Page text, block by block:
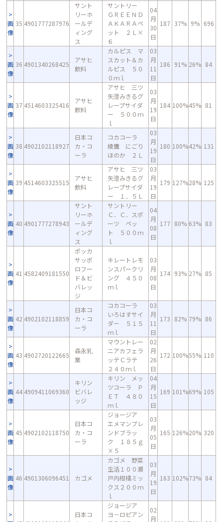
画
像
35 4901777287976
サント
リーホ
ールデ
ィング
ス
サントリー
ＧＲＥＥＮＤ
ＡＫＡＲＡペ
ット ２Ｌ×
６
04
月
30
日
187 37% 9% 696
画
像
36 4901340268425
アサヒ
飲料
カルピス マ
スカット＆カ
ルピス ５０
０ｍｌ
03
月
11
日
186 91% 26% 84
画
像
37 4514603325416
アサヒ
飲料
アサヒ 三ツ
矢澄みきるグ
レープサイダ
ー ５００ｍ
ｌ
03
月
19
日
184 100%45% 81
画
像
38 4902102118927
日本コ
カ・コ
ーラ
コカコーラ
綾鷹 にごり
ほのか ２Ｌ
03
月
19
日
180 100%42% 131
画
像
39 4514603325515
アサヒ
飲料
アサヒ 三ツ
矢澄みきるグ
レープサイダ
ー １．５Ｌ
03
月
19
日
179 127%28% 125
画
像
40 4901777278943
サント
リーホ
ールデ
ィング
ス
サントリー
Ｃ．Ｃ．スポ
ーツ ペッ
ト ５００ｍ
ｌ
04
月
08
日
177 80% 63% 83
画
像
41 4582409181550
ポッカ
サッポ
ロフー
ド＆ビ
バレッ
ジ
キレートレモ
ンスパークリ
ング ４５０
ｍｌ
03
月
08
日
174 93% 27% 85
画
像
42 4902102118859
日本コ
カ・コ
ーラ
コカコーラ
いろはすサイ
ダー ５１５
ｍｌ
03
月
11
日
173 82% 79% 86
画
像
43 4902720122665
森永乳
業
マウントレー
ニアカフェラ
ッテＣラテ
２４０ｍｌ
02
月
26
日
172 100%55% 110
画
像
44 4909411069360
キリン
ビバレ
ッジ
キリン メッ
ツコーラ Ｐ
ＥＴ ４８０
ｍｌ
04
月
15
日
169 101%69% 105
画
像
45 4902102118750
日本コ
カ・コ
ーラ
ジョージア
エメマンブレ
ンドブラッ
ク １８５ｇ
×５
03
月
05
日
165 126%20% 320
画
像
46 4901306096451 カゴメ
カゴメ 野菜
生活１００瀬
戸内柑橘ミッ
クス２００ｍ
ｌ
03
月
19
日
163 102%73% 84
日本コ
ジョージア
ヨ－ロピアン
02
月